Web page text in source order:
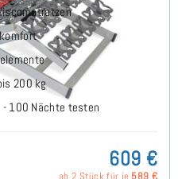
200 kg
- 100 Nächte testen
609 €
ab 2 Stück für je 589 €